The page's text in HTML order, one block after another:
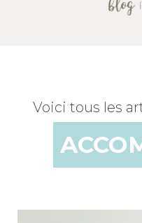
Voici tous les